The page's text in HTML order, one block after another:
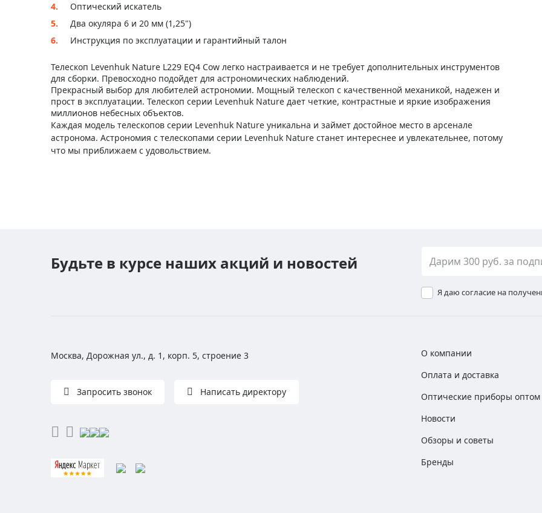
Оптический искатель
Два окуляра 6 и 20 мм (1,25")
Инструкция по эксплуатации и гарантийный талон
Телескоп Levenhuk Nature L229 EQ4 Cow легко настраивается и не требует дополнительных инструментов
для сборки. Превосходно подойдет для астрономических наблюдений.
Прекрасный выбор для любителей астрономии. Мощный телескоп с качественной механикой, надежен и
прост в эксплуатации. Телескоп серии Levenhuk Nature дает четкие, контрастные и яркие изображения
миллионов небесных объектов.
Каждая модель телескопов серии Levenhuk Nature уникальна и займет достойное место в арсенале
астронома. Астрономия с телескопами серии Levenhuk Nature станет интереснее и увлекательнее, потому
что мы приближаем с удовольствием.
Будьте в курсе наших акций и новостей
Я даю согласие на
Москва, Дорожная ул., д. 1, корп. 5, строение 3
Запросить звонок Написать директору
О компании
Оплата и доставка
Оптические приборы оптом
Новости
Обзоры и советы
Бренды